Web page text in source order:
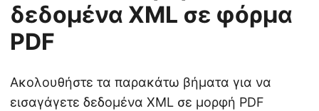
δεδομένα XML σε φόρμα
PDF
Ακολουθήστε τα παρακάτω βήματα για να
εισαγάγετε δεδομένα XML σε μορφή PDF